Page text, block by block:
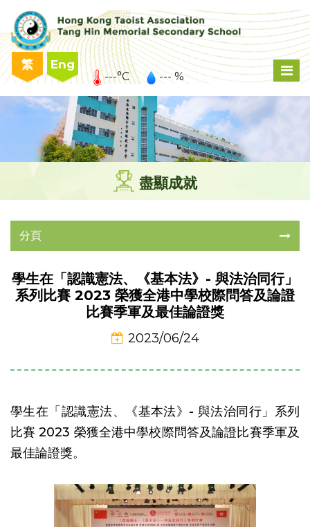
繁 Eng
---°C --- %
盡顯成就
分頁
學生在「認識憲法、《基本法》- 與法治同行」
系列比賽 2023 榮獲全港中學校際問答及論證
比賽季軍及最佳論證獎
2023/06/24
學生在「認識憲法、《基本法》- 與法治同行」系列
比賽 2023 榮獲全港中學校際問答及論證比賽季軍及
最佳論證獎。